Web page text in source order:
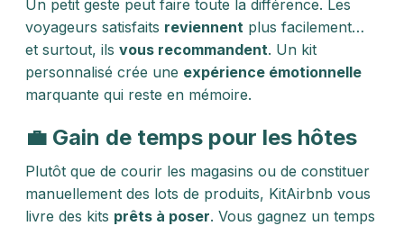
Un petit geste peut faire toute la différence. Les
voyageurs satisfaits reviennent plus facilement…
et surtout, ils vous recommandent. Un kit
personnalisé crée une expérience émotionnelle
marquante qui reste en mémoire.
💼 Gain de temps pour les hôtes
Plutôt que de courir les magasins ou de constituer
manuellement des lots de produits, KitAirbnb vous
livre des kits prêts à poser. Vous gagnez un temps